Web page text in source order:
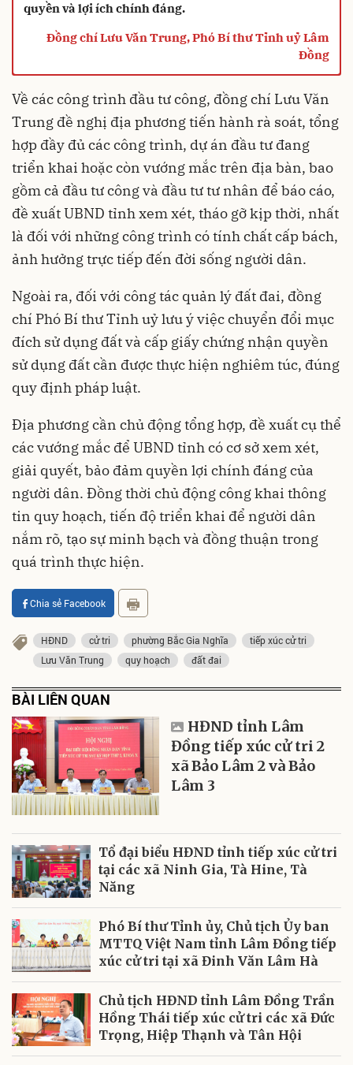
quyền và lợi ích chính đáng.
Đồng chí Lưu Văn Trung, Phó Bí thư Tỉnh uỷ Lâm
Đồng
Về các công trình đầu tư công, đồng chí Lưu Văn
Trung đề nghị địa phương tiến hành rà soát, tổng
hợp đầy đủ các công trình, dự án đầu tư đang
triển khai hoặc còn vướng mắc trên địa bàn, bao
gồm cả đầu tư công và đầu tư tư nhân để báo cáo,
đề xuất UBND tỉnh xem xét, tháo gỡ kịp thời, nhất
là đối với những công trình có tính chất cấp bách,
ảnh hưởng trực tiếp đến đời sống người dân.
Ngoài ra, đối với công tác quản lý đất đai, đồng
chí Phó Bí thư Tỉnh uỷ lưu ý việc chuyển đổi mục
đích sử dụng đất và cấp giấy chứng nhận quyền
sử dụng đất cần được thực hiện nghiêm túc, đúng
quy định pháp luật.
Địa phương cần chủ động tổng hợp, đề xuất cụ thể
các vướng mắc để UBND tỉnh có cơ sở xem xét,
giải quyết, bảo đảm quyền lợi chính đáng của
người dân. Đồng thời chủ động công khai thông
tin quy hoạch, tiến độ triển khai để người dân
nắm rõ, tạo sự minh bạch và đồng thuận trong
quá trình thực hiện.
Chia sẻ Facebook
HĐND cử tri phường Bắc Gia Nghĩa
tiếp xúc cử tri
Lưu Văn Trung
quy hoạch đất đai
BÀI LIÊN QUAN
HĐND tỉnh Lâm
Đồng tiếp xúc cử tri 2
xã Bảo Lâm 2 và Bảo
Lâm 3
Tổ đại biểu HĐND tỉnh tiếp xúc cử tri
tại các xã Ninh Gia, Tà Hine, Tà
Năng
Phó Bí thư Tỉnh ủy, Chủ tịch Ủy ban
MTTQ Việt Nam tỉnh Lâm Đồng tiếp
xúc cử tri tại xã Đinh Văn Lâm Hà
Chủ tịch HĐND tỉnh Lâm Đồng Trần
Hồng Thái tiếp xúc cử tri các xã Đức
Trọng, Hiệp Thạnh và Tân Hội